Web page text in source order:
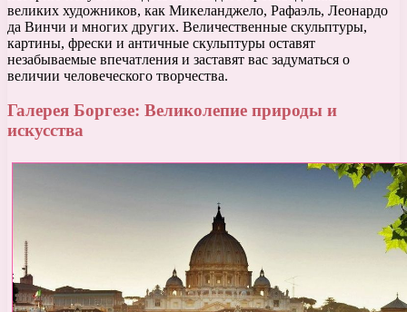
великих художников, как Микеланджело, Рафаэль, Леонардо
да Винчи и многих других. Величественные скульптуры,
картины, фрески и античные скульптуры оставят
незабываемые впечатления и заставят вас задуматься о
величии человеческого творчества.
Галерея Боргезе: Великолепие природы и
искусства